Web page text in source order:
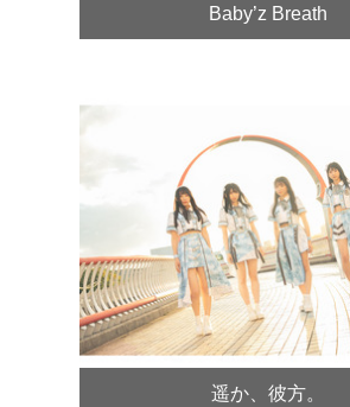
Baby’z Breath
遥か、彼方。